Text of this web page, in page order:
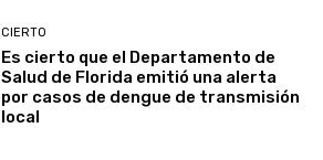
CIERTO
Es cierto que el Departamento de
Salud de Florida emitió una alerta
por casos de dengue de transmisión
local